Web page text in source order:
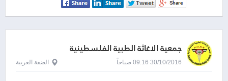
جمعية الاغاثة الطبية الفلسطينية
30/10/2016 09:16 صباحاً الضفة الغربية